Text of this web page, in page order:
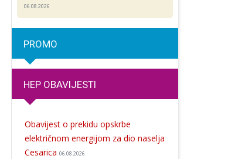
06.08.2026
PROMO
HEP OBAVIJESTI
Obavijest o prekidu opskrbe
električnom energijom za dio naselja
Cesarica 06.08.2026